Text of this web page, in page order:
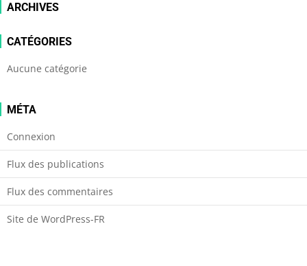
ARCHIVES
CATÉGORIES
Aucune catégorie
MÉTA
Connexion
Flux des publications
Flux des commentaires
Site de WordPress-FR